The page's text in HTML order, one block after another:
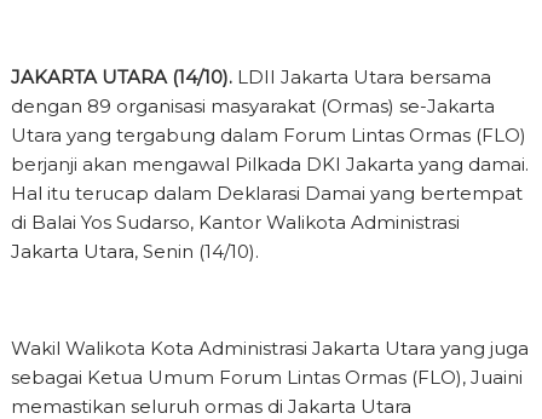
JAKARTA UTARA (14/10). LDII Jakarta Utara bersama
dengan 89 organisasi masyarakat (Ormas) se-Jakarta
Utara yang tergabung dalam Forum Lintas Ormas (FLO)
berjanji akan mengawal Pilkada DKI Jakarta yang damai.
Hal itu terucap dalam Deklarasi Damai yang bertempat
di Balai Yos Sudarso, Kantor Walikota Administrasi
Jakarta Utara, Senin (14/10).
Wakil Walikota Kota Administrasi Jakarta Utara yang juga
sebagai Ketua Umum Forum Lintas Ormas (FLO), Juaini
memastikan seluruh ormas di Jakarta Utara